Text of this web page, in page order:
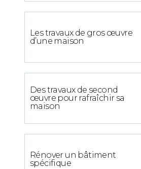
Les travaux de gros œuvre
d’une maison
Des travaux de second
œuvre pour rafraîchir sa
maison
Rénover un bâtiment
spécifique